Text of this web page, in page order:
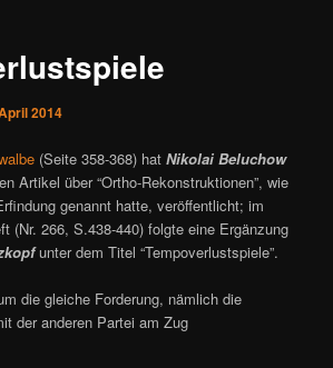
2014
(Seite 358-368) hatNikolai Beluchow
Artikel über “Ortho-Rekonstruktionen”, wie
genannt hatte, veröffentlicht; im
(Nr. 266, S.438-440) folgte eine Ergänzung
unter dem Titel “Tempoverlustspiele”.
die gleiche Forderung, nämlich die
der anderen Partei am Zug